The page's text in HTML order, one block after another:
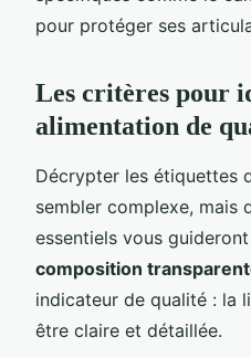
pour protéger ses
Les critères pour
alimentation de
Décrypter les étiquettes
sembler complexe, mais
essentiels vous
composition
indicateur de qualité : la
être claire et détaillée.